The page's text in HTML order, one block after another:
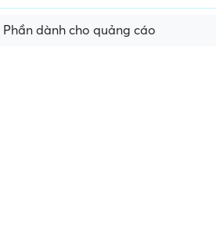
Phần dành cho quảng cáo